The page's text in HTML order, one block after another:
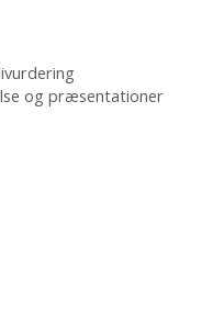
og præsentationer